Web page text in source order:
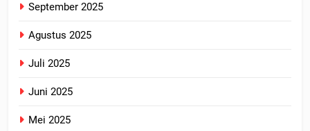
September 2025
Agustus 2025
Juli 2025
Juni 2025
Mei 2025